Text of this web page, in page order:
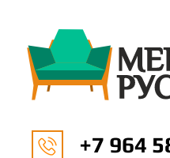
+7 964